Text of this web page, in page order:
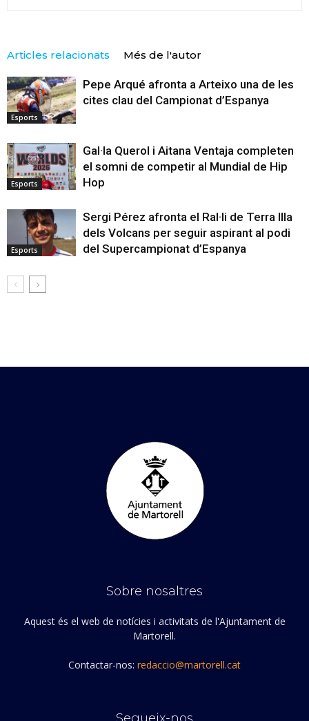
Articles relacionats Més de l'autor
Esports
Pepe Arqué afronta a Arteixo una de les
cites clau del Campionat d’Espanya
Esports
Gal·la Querol i Aitana Ventaja completen
el somni de competir al Mundial de Hip
Hop
Esports
Sergi Pérez afronta el Ral·li de Terra Illa
dels Volcans per seguir aspirant al podi
del Supercampionat d’Espanya
Sobre nosaltres
Aquest és el web de notícies i activitats de l'Ajuntament de
Martorell.
Contactar-nos: redaccio@martorell.cat